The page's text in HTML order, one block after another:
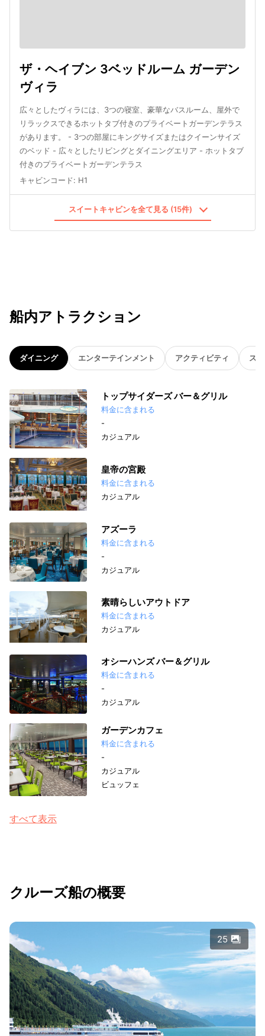
ザ・ヘイブン 3ベッドルーム ガーデン
ヴィラ
広々としたヴィラには、3つの寝室、豪華なバスルーム、屋外で
リラックスできるホットタブ付きのプライベートガーデンテラス
があります。 - 3つの部屋にキングサイズまたはクイーンサイズ
のベッド - 広々としたリビングとダイニングエリア - ホットタブ
付きのプライベートガーデンテラス
キャビンコード: H1
スイートキャビンを全て見る (15件)
船内アトラクション
ダイニング エンターテインメント アクティビティ ス
トップサイダーズ バー＆グリル
料金に含まれる
-
カジュアル
皇帝の宮殿
料金に含まれる
カジュアル
アズーラ
料金に含まれる
-
カジュアル
素晴らしいアウトドア
料金に含まれる
カジュアル
オシーハンズ バー＆グリル
料金に含まれる
-
カジュアル
ガーデンカフェ
料金に含まれる
-
カジュアル
ビュッフェ
すべて表示
クルーズ船の概要
25